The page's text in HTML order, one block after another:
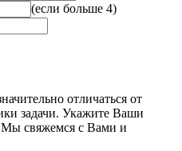
(если больше 4)
отличаться от
задачи. Укажите Ваши
Мы свяжемся с Вами и